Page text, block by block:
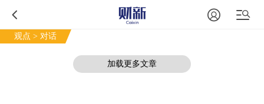
观点 > 对话
加载更多文章